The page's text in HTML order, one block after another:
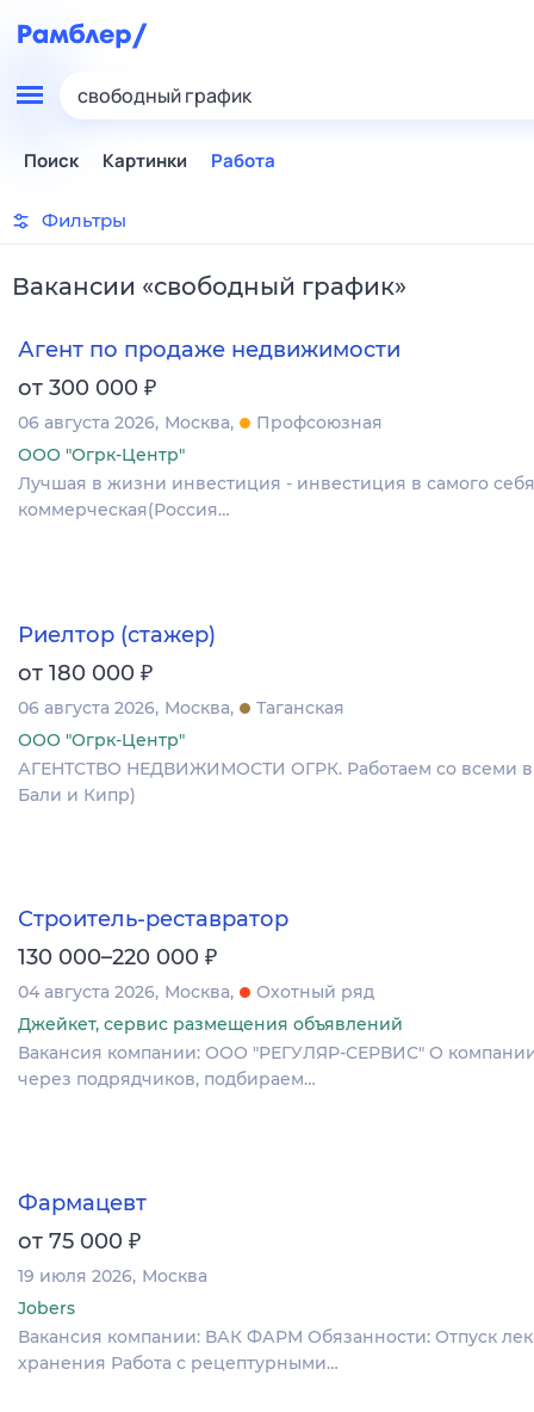
свободный график
Поиск Картинки Работа
Фильтры
Вакансии «свободный график»
Агент по продаже недвижимости
от 300 000 ₽
06 августа 2026 Москва
Профсоюзная
ООО "Огрк-Центр"
Лучшая в жизни инвестиция - инвестиция в самого
коммерческая(Россия…
Риелтор (стажер)
от 180 000 ₽
06 августа 2026 Москва
Таганская
ООО "Огрк-Центр"
АГЕНТСТВО НЕДВИЖИМОСТИ ОГРК. Работаем со всеми
Бали и Кипр)
Строитель-реставратор
130 000–220 000 ₽
04 августа 2026 Москва
Охотный ряд
Джейкет, сервис размещения объявлений
Вакансия компании: ООО "РЕГУЛЯР-СЕРВИС" О
через подрядчиков, подбираем…
Фармацевт
от 75 000 ₽
19 июля 2026 Москва
Jobers
Вакансия компании: ВАК ФАРМ Обязанности: Отпуск
хранения Работа с рецептурными…